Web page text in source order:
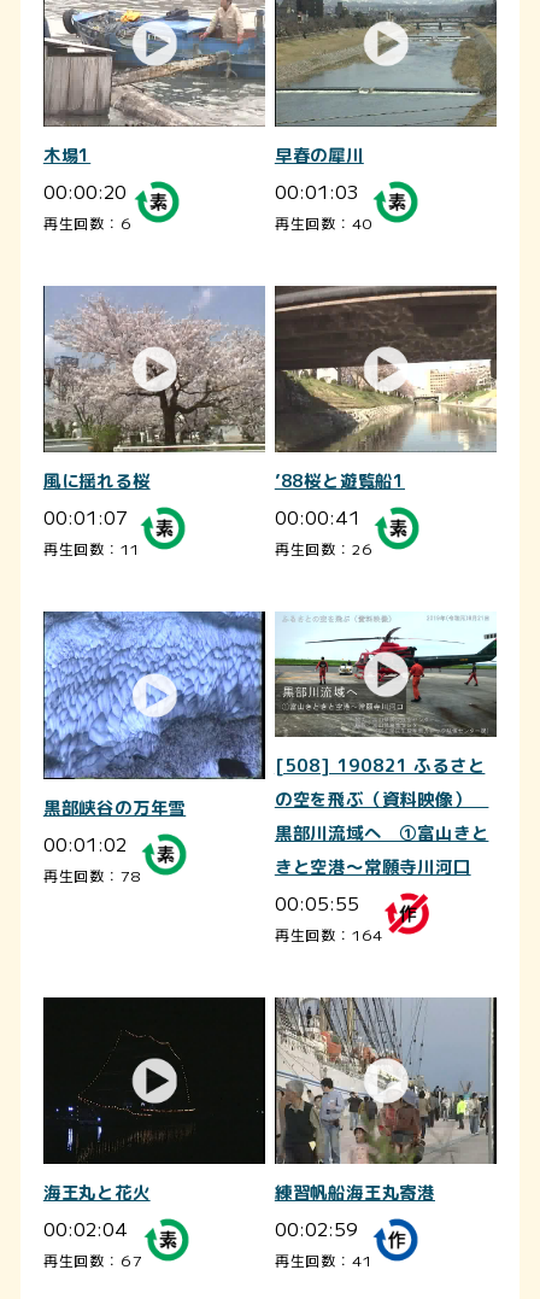
木場1
00:00:20
再生回数：6
早春の犀川
00:01:03
再生回数：40
風に揺れる桜
00:01:07
再生回数：11
’88桜と遊覧船1
00:00:41
再生回数：26
黒部峡谷の万年雪
00:01:02
再生回数：78
[508] 190821 ふるさと
の空を飛ぶ（資料映像）
黒部川流域へ ①富山きと
きと空港～常願寺川河口
00:05:55
再生回数：164
海王丸と花火
00:02:04
再生回数：67
練習帆船海王丸寄港
00:02:59
再生回数：41